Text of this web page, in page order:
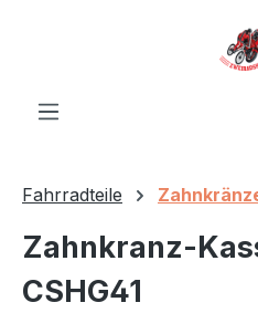
Fahrradteile
Zahnkranz-
CSHG41